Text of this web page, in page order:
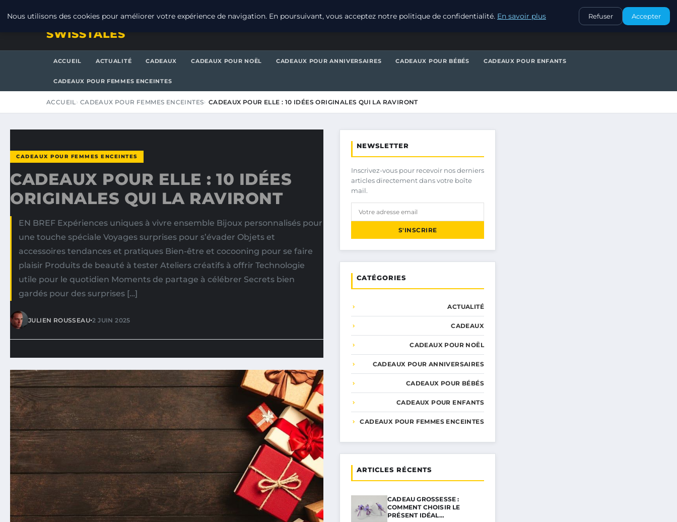
CONTACT
SWISSTALES
ACCUEIL ACTUALITÉ CADEAUX CADEAUX POUR NOËL CADEAUX POUR ANNIVERSAIRES CADEAUX POUR BÉBÉS CADEAUX POUR ENFANTS
CADEAUX POUR FEMMES ENCEINTES
ACCUEIL CADEAUX POUR FEMMES ENCEINTES CADEAUX POUR ELLE : 10 IDÉES ORIGINALES QUI LA RAVIRONT
CADEAUX POUR FEMMES ENCEINTES
CADEAUX POUR ELLE : 10 IDÉES
ORIGINALES QUI LA RAVIRONT
EN BREF Expériences uniques à vivre ensemble Bijoux personnalisés pour
une touche spéciale Voyages surprises pour s’évader Objets et
accessoires tendances et pratiques Bien-être et cocooning pour se faire
plaisir Produits de beauté à tester Ateliers créatifs à offrir Technologie
utile pour le quotidien Moments de partage à célébrer Secrets bien
gardés pour des surprises […]
JULIEN ROUSSEAU•2 JUIN 2025
NEWSLETTER
Inscrivez-vous pour recevoir nos derniers
articles directement dans votre boîte
mail.
S'INSCRIRE
CATÉGORIES
ACTUALITÉ
CADEAUX
CADEAUX POUR NOËL
CADEAUX POUR ANNIVERSAIRES
CADEAUX POUR BÉBÉS
CADEAUX POUR ENFANTS
CADEAUX POUR FEMMES ENCEINTES
ARTICLES RÉCENTS
CADEAU GROSSESSE :
COMMENT CHOISIR LE
PRÉSENT IDÉAL…
Nous utilisons des cookies pour améliorer votre expérience de navigation. En poursuivant, vous acceptez notre politique de confidentialité. En savoir plus Refuser Accepter